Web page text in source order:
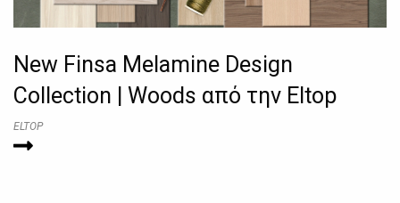
New Finsa Melamine Design
Collection | Woods από την Eltop
ELTOP